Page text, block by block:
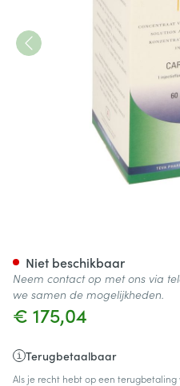
€ 175,04
Terugbetaalbaar
Als je recht hebt op een
Niet beschikbaar
Neem contact op met ons via
we samen de mogelijkheden.